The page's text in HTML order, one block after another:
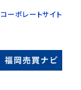
コーポレートサイト